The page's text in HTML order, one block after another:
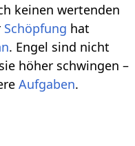
keinen wertenden
Schöpfung hat
. Engel sind nicht
höher schwingen –
Aufgaben.